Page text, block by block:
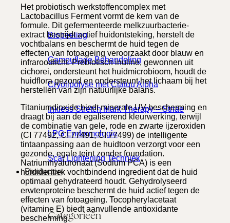
Biopeeling
Camouflage Behandeling
Cryolipolyse met Clatuu Alpha
Inkless Stretch Mark Therapy – Striae
LPG Endermologie
Scar Lightening Techniek
Producten
Categorieën
Het probiotisch werkstoffencomplex met
Lactobacillus Ferment vormt de kern van de
formule. Dit gefermenteerde melkzuurbacterie-
extract bestrijdt actief huidontsteking, herstelt de
vochtbalans en beschermt de huid tegen de
effecten van fotoageing veroorzaakt door blauw en
infraroodlicht. Prebiotisch inuline, gewonnen uit
cichorei, ondersteunt het huidmicrobioom, houdt de
huidflora gezond en ondersteunt het lichaam bij het
herstellen van zijn natuurlijke balans.
Titaniumdioxide biedt minerale UV-bescherming en
draagt bij aan de egaliserend kleurwerking, terwijl
de combinatie van gele, rode en zwarte ijzeroxiden
(CI 77492, CI 77491, CI 77499) de intelligente
tintaanpassing aan de huidtoon verzorgt voor een
gezonde, egale teint zonder foundation.
Natriumhyaluronaat (Sodium PCA) is een
huididentiek vochtbindend ingredient dat de huid
optimaal gehydrateerd houdt. Gehydrolyseerd
erwtenproteine beschermt de huid actief tegen de
effecten van fotoageing. Tocopherylacetaat
(vitamine E) biedt aanvullende antioxidante
bescherming.